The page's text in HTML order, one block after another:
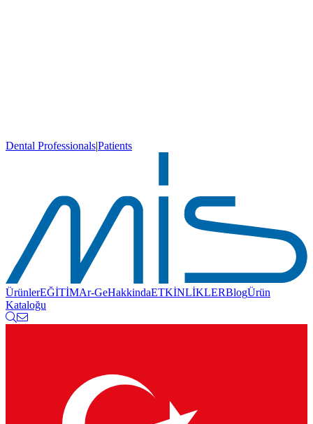
Dental Professionals|Patients
ÜrünlerEĞİTİMAr-GeHakkindaETKİNLİKLERBlogÜrün
Kataloğu